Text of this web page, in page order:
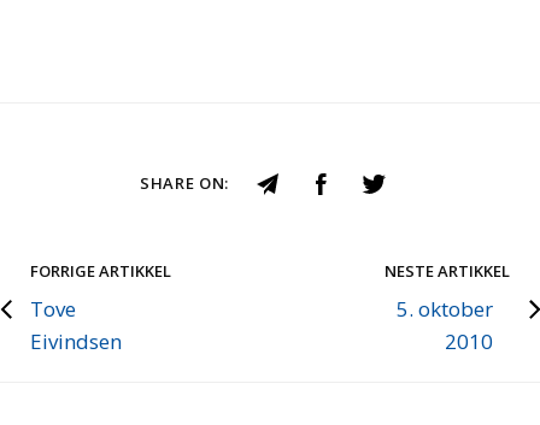
SHARE ON:
FORRIGE ARTIKKEL
Tove
Eivindsen
NESTE ARTIKKEL
5. oktober
2010